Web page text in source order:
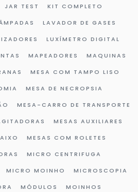
JAR TEST KIT COMPLETO
LAVADOR DE GASES
LUXÍMETRO DIGITAL
MAPEADORES MAQUINAS
MESA COM TAMPO LISO
MESA DE NECROPSIA
MESA-CARRO DE TRANSPORTE
MESAS AUXILIARES
MESAS COM ROLETES
MICRO CENTRIFUGA
MICRO MOINHO MICROSCOPIA
MÓDULOS MOINHOS